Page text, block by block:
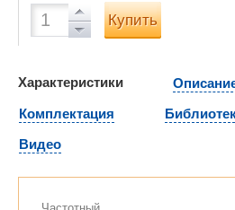
Купить
Характеристики
Комплектация
Видео